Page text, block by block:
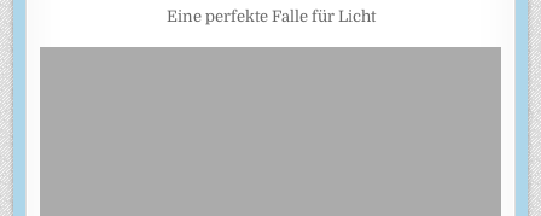
Eine perfekte Falle für Licht